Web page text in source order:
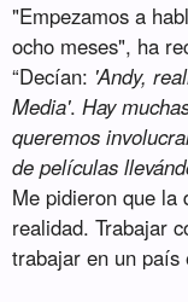
"Empezamos a
ocho meses", ha
“Decían: 'Andy,
Media'.Hay
queremos
de películas
Me pidieron que la
realidad. Trabajar
trabajar en un país